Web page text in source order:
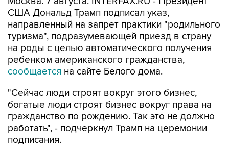
США Дональд Трамп подписал указ,
направленный на запрет практики "родильного
туризма", подразумевающей приезд в страну
на роды с целью автоматического получения
ребенком американского гражданства,
сообщается на сайте Белого дома.
"Сейчас люди строят вокруг этого бизнес,
богатые люди строят бизнес вокруг права на
гражданство по рождению. Так это не должно
работать", - подчеркнул Трамп на церемонии
подписания.